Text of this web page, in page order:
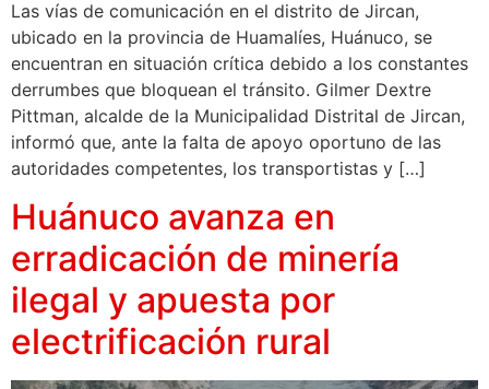
Las vías de comunicación en el distrito de Jircan,
ubicado en la provincia de Huamalíes, Huánuco, se
encuentran en situación crítica debido a los constantes
derrumbes que bloquean el tránsito. Gilmer Dextre
Pittman, alcalde de la Municipalidad Distrital de Jircan,
informó que, ante la falta de apoyo oportuno de las
autoridades competentes, los transportistas y […]
Huánuco avanza en
erradicación de minería
ilegal y apuesta por
electrificación rural